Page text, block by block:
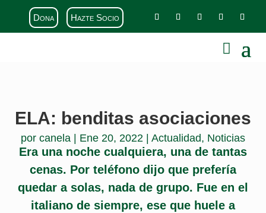
Dona Hazte Socio
ELA: benditas asociaciones
por canela Ene 20, 2022 Actualidad, Noticias
Era una noche cualquiera, una de tantas
cenas. Por teléfono dijo que prefería
quedar a solas, nada de grupo. Fue en el
italiano de siempre, ese que huele a